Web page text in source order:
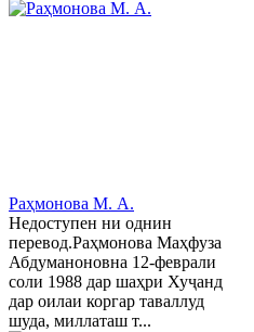
Раҳмонова М. А.
Недоступен ни однин
перевод.Раҳмонова Маҳфуза
Абдуманоновна 12-феврали
соли 1988 дар шаҳри Хуҷанд
дар оилаи коргар таваллуд
шуда, миллаташ т...